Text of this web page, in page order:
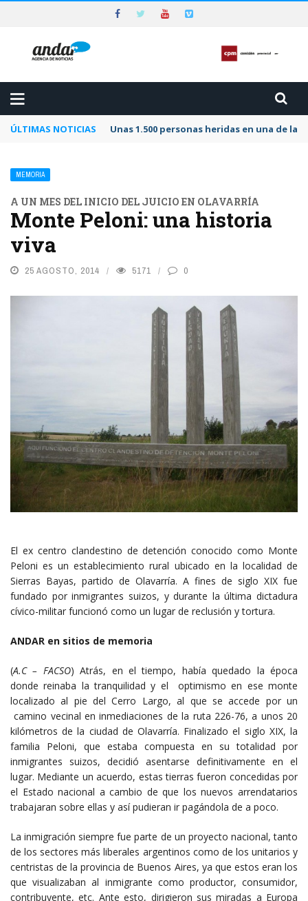
ÚLTIMAS NOTICIAS Unas 1.500 personas heridas en una de
MEMORIA
A UN MES DEL INICIO DEL JUICIO EN OLAVARRÍA
Monte Peloni: una historia
viva
25 AGOSTO, 2014 5171 0
El ex centro clandestino de detención conocido como Monte
Peloni es un establecimiento rural ubicado en la localidad de
Sierras Bayas, partido de Olavarría. A fines de siglo XIX fue
fundado por inmigrantes suizos, y durante la última dictadura
cívico-militar funcionó como un lugar de reclusión y tortura.
ANDAR en sitios de memoria
(A.C – FACSO) Atrás, en el tiempo, había quedado la época
donde reinaba la tranquilidad y el optimismo en ese monte
localizado al pie del Cerro Largo, al que se accede por un
camino vecinal en inmediaciones de la ruta 226-76, a unos 20
kilómetros de la ciudad de Olavarría. Finalizado el siglo XIX, la
familia Peloni, que estaba compuesta en su totalidad por
inmigrantes suizos, decidió asentarse definitivamente en el
lugar. Mediante un acuerdo, estas tierras fueron concedidas por
el Estado nacional a cambio de que los nuevos arrendatarios
trabajaran sobre ellas y así pudieran ir pagándola de a poco.
La inmigración siempre fue parte de un proyecto nacional, tanto
de los sectores más liberales argentinos como de los unitarios y
centristas de la provincia de Buenos Aires, ya que estos eran los
que visualizaban al inmigrante como productor, consumidor,
contribuyente, etc. Ante esto, dirigieron sus miradas a Europa